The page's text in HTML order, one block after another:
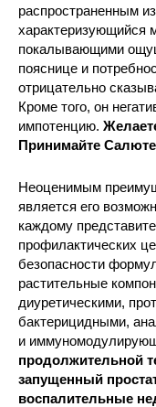
распространенным
характеризующийся
покалывающими
пояснице и
отрицательно
Кроме того, он
импотенцию.
Принимайте
Неоценимым
является его
каждому
профилактических
безопасности
растительные
диуретическими,
бактерицидными,
и
продолжительной
запущенный
воспалительные